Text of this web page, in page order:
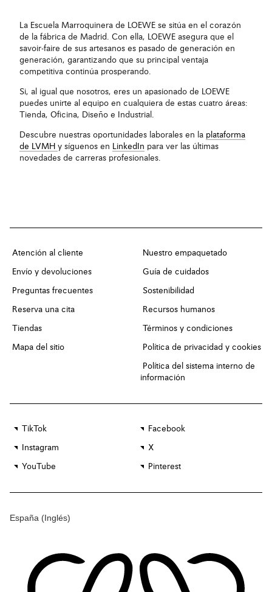
La Escuela Marroquinera de LOEWE se sitúa en el corazón
de la fábrica de Madrid. Con ella, LOEWE asegura que el
savoir-faire de sus artesanos es pasado de generación en
generación, garantizando que su principal ventaja
competitiva continúa prosperando.
Si, al igual que nosotros, eres un apasionado de LOEWE
puedes unirte al equipo en cualquiera de estas cuatro áreas:
Tienda, Oficina, Diseño e Industrial.
Descubre nuestras oportunidades laborales en la plataforma
de LVMH y síguenos en LinkedIn para ver las últimas
novedades de carreras profesionales.
Atención al cliente
Envío y devoluciones
Preguntas frecuentes
Reserva una cita
Tiendas
Mapa del sitio
Nuestro empaquetado
Guía de cuidados
Sostenibilidad
Recursos humanos
Términos y condiciones
Política de privacidad y cookies
Política del sistema interno de
información
TikTok Facebook
Instagram X
YouTube Pinterest
España (Inglés)